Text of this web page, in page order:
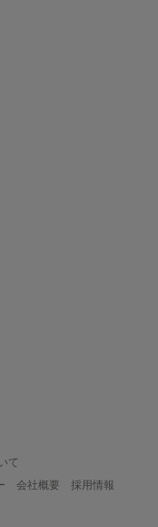
て
会社概要
採用情報